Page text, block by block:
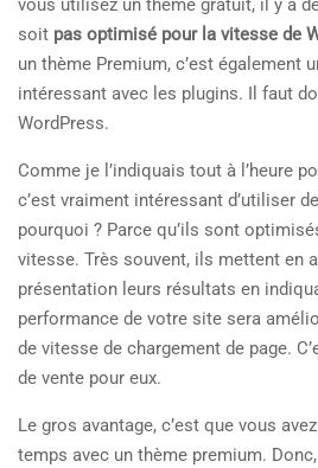
vous utilisez un thème gratuit, il y a
soit pas optimisé pour la vitesse de
un thème Premium, c’est également
intéressant avec les plugins. Il faut
WordPress.
Comme je l’indiquais tout à l’heure
c’est vraiment intéressant d’utiliser
pourquoi ? Parce qu’ils sont
vitesse. Très souvent, ils mettent en
présentation leurs résultats en
performance de votre site sera
de vitesse de chargement de page.
de vente pour eux.
Le gros avantage, c’est que vous
temps avec un thème premium.